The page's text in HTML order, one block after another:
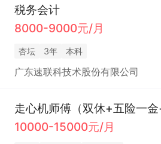
税务会计
8000-9000元/月
杏坛 3年 本科
广东速联科技术股份有限公司
走心机师傅（双休+五险一金
10000-15000元/月